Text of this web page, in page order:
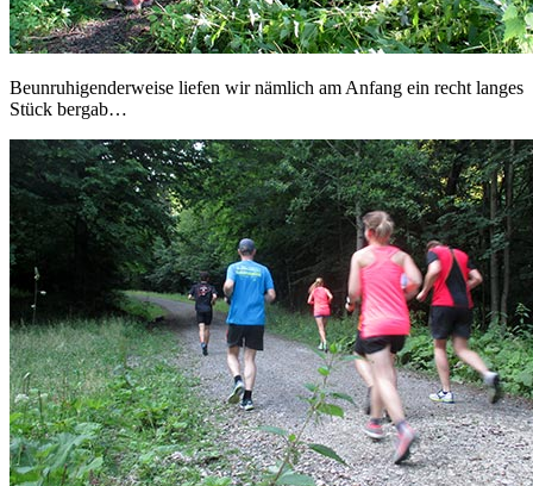
Beunruhigenderweise liefen wir nämlich am Anfang ein recht langes
Stück bergab…